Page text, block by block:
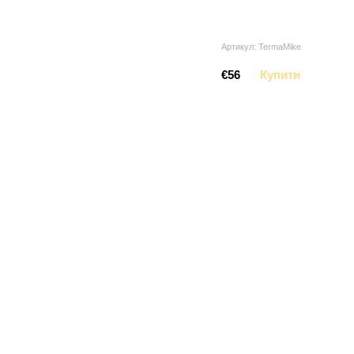
Артикул: TermaMike
€56 Купити